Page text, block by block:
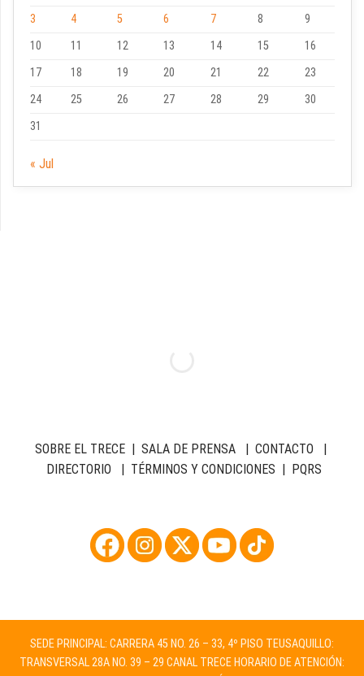
3
4 5 6 7 8
9
10
11 12 13 14 15
16
17
18 19 20 21 22
23
24
25 26 27 28 29
30
31
« Jul
SOBRE EL TRECE| SALA DE PRENSA| CONTACTO |
DIRECTORIO | TÉRMINOS Y CONDICIONES | PQRS
SEDE PRINCIPAL: CARRERA 45 NO. 26 – 33, 4º PISO TEUSAQUILLO:
TRANSVERSAL 28A NO. 39 – 29 CANAL TRECE HORARIO DE ATENCIÓN: